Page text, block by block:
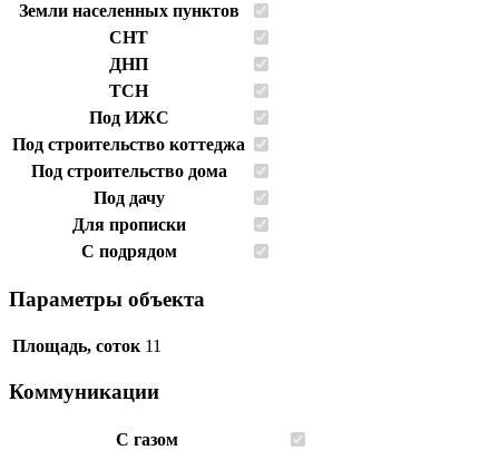
Земли населенных пунктов
СНТ
ДНП
ТСН
Под ИЖС
Под строительство коттеджа
Под строительство дома
Под дачу
Для прописки
C подрядом
Параметры объекта
Площадь, соток 11
Коммуникации
С газом